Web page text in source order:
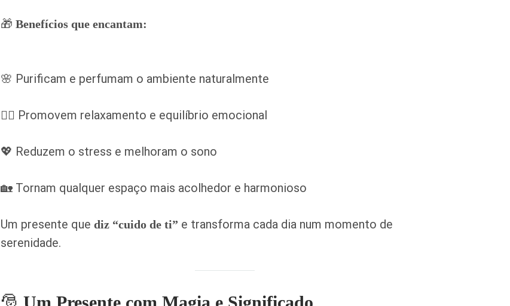
🎁 Benefícios que encantam:
🌸 Purificam e perfumam o ambiente naturalmente
💆‍♀️ Promovem relaxamento e equilíbrio emocional
💖 Reduzem o stress e melhoram o sono
🏡 Tornam qualquer espaço mais acolhedor e harmonioso
Um presente que diz “cuido de ti” e transforma cada dia num momento de
serenidade.